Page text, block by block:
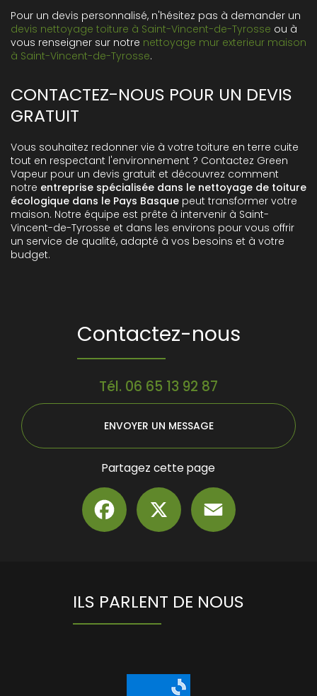
Pour un devis personnalisé, n'hésitez pas à demander un
devis nettoyage toiture à Saint-Vincent-de-Tyrosse ou à
vous renseigner sur notre nettoyage mur exterieur maison
à Saint-Vincent-de-Tyrosse.
CONTACTEZ-NOUS POUR UN DEVIS
GRATUIT
Vous souhaitez redonner vie à votre toiture en terre cuite
tout en respectant l'environnement ? Contactez Green
Vapeur pour un devis gratuit et découvrez comment
notre entreprise spécialisée dans le nettoyage de toiture
écologique dans le Pays Basque peut transformer votre
maison. Notre équipe est prête à intervenir à Saint-
Vincent-de-Tyrosse et dans les environs pour vous offrir
un service de qualité, adapté à vos besoins et à votre
budget.
Contactez-nous
Tél. 06 65 13 92 87
ENVOYER UN MESSAGE
Partagez cette page
Facebook
ILS PARLENT DE NOUS